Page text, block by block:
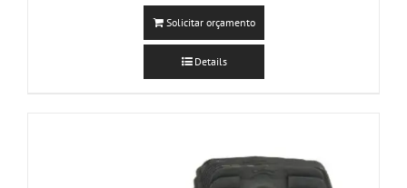
Solicitar orçamento
Details